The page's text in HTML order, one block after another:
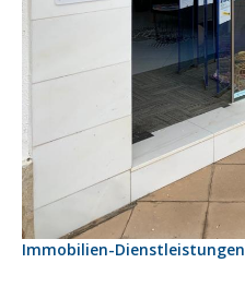
Immobilien-Dienstleistungen